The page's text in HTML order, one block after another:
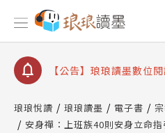
【公告】因 Readmoo
停部分閱讀服務
【公告】琅琅讀墨書櫃
請圖文教學
【公告】琅琅書店服務
琅琅悅讀 琅琅讀墨 電子書
安身禪：上班族40則安身立命指